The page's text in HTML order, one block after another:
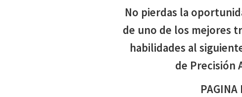
No pierdas la
de uno de los mejores
habilidades al
de Precisión
PAGINA